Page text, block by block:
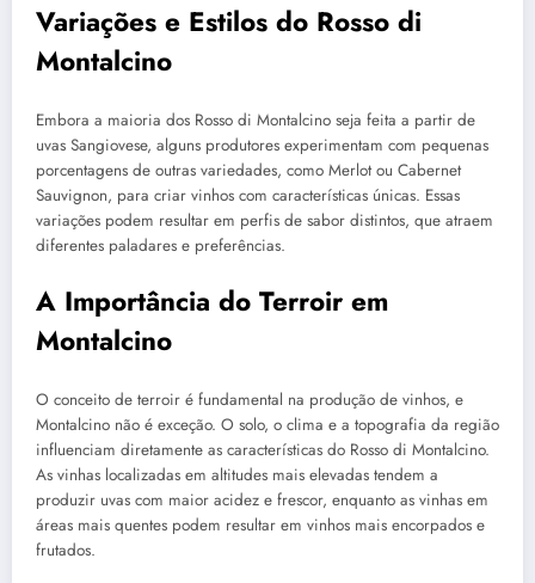
Variações e Estilos do Rosso di
Montalcino
Embora a maioria dos Rosso di Montalcino seja feita a partir de
uvas Sangiovese, alguns produtores experimentam com pequenas
porcentagens de outras variedades, como Merlot ou Cabernet
Sauvignon, para criar vinhos com características únicas. Essas
variações podem resultar em perfis de sabor distintos, que atraem
diferentes paladares e preferências.
A Importância do Terroir em
Montalcino
O conceito de terroir é fundamental na produção de vinhos, e
Montalcino não é exceção. O solo, o clima e a topografia da região
influenciam diretamente as características do Rosso di Montalcino.
As vinhas localizadas em altitudes mais elevadas tendem a
produzir uvas com maior acidez e frescor, enquanto as vinhas em
áreas mais quentes podem resultar em vinhos mais encorpados e
frutados.